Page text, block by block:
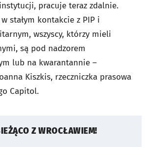
pracuje teraz zdalnie.
stałym kontakcie z PIP i
wszyscy, którzy mieli
są pod nadzorem
lub na kwarantannie –
Kiszkis, rzeczniczka prasowa
Capitol.
Z WROCŁAWIEM!